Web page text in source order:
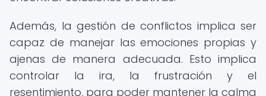
Además, la gestión de conflictos implica ser
capaz de manejar las emociones propias y
ajenas de manera adecuada. Esto implica
controlar la ira, la frustración y el
resentimiento, para poder mantener la calma